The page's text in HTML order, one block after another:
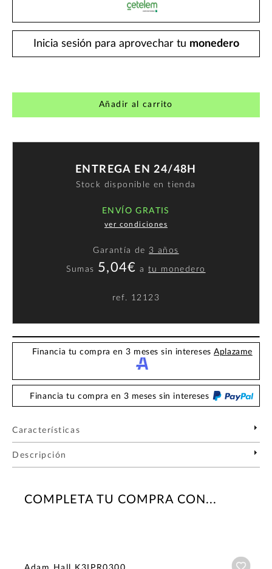
Inicia sesión para aprovechar tu monedero
Añadir al carrito
ENTREGA EN 24/48H
Stock disponible en tienda
ENVÍO GRATIS
ver condiciones
Garantía de 3 años
Sumas 5,04€ atu monedero
ref. 12123
Financia tu compra en 3 meses sin interesesAplazame
Financia tu compra en 3 meses sin intereses
Características
Descripción
COMPLETA TU COMPRA CON...